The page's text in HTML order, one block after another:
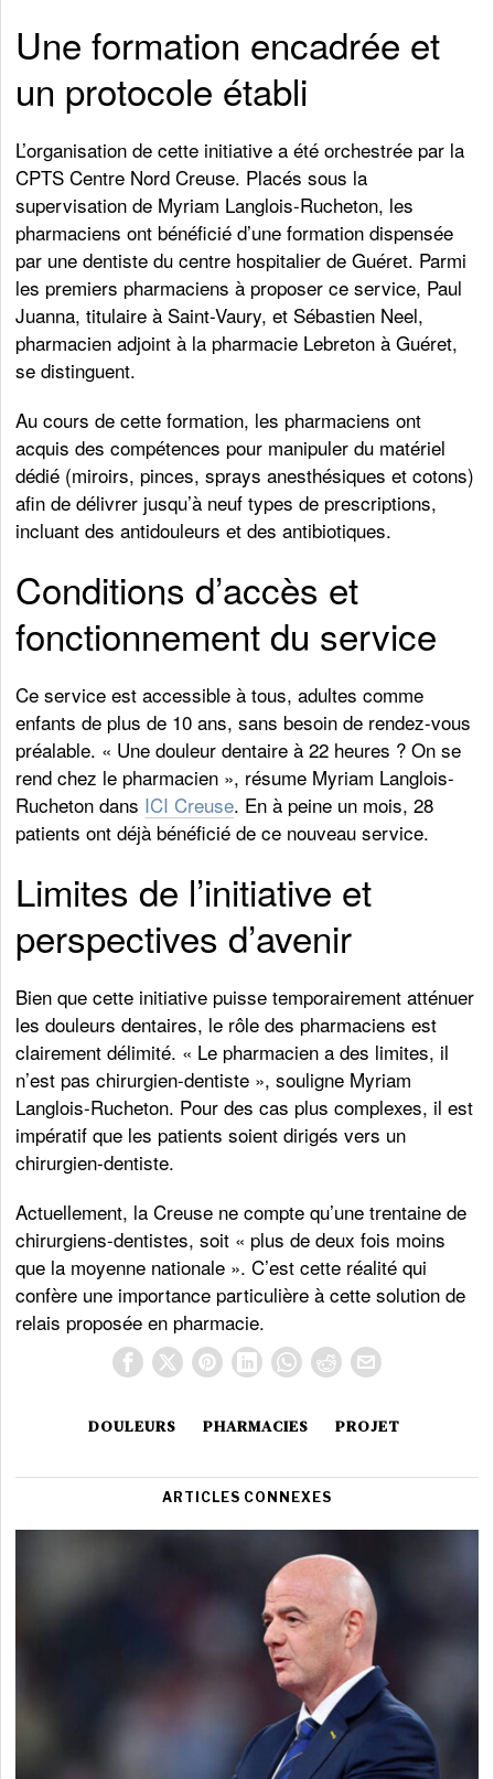
Une formation encadrée et
un protocole établi
L’organisation de cette initiative a été orchestrée par la
CPTS Centre Nord Creuse. Placés sous la
supervisation de Myriam Langlois-Rucheton, les
pharmaciens ont bénéficié d’une formation dispensée
par une dentiste du centre hospitalier de Guéret. Parmi
les premiers pharmaciens à proposer ce service, Paul
Juanna, titulaire à Saint-Vaury, et Sébastien Neel,
pharmacien adjoint à la pharmacie Lebreton à Guéret,
se distinguent.
Au cours de cette formation, les pharmaciens ont
acquis des compétences pour manipuler du matériel
dédié (miroirs, pinces, sprays anesthésiques et cotons)
afin de délivrer jusqu’à neuf types de prescriptions,
incluant des antidouleurs et des antibiotiques.
Conditions d’accès et
fonctionnement du service
Ce service est accessible à tous, adultes comme
enfants de plus de 10 ans, sans besoin de rendez-vous
préalable. « Une douleur dentaire à 22 heures ? On se
rend chez le pharmacien », résume Myriam Langlois-
Rucheton dans ICI Creuse. En à peine un mois, 28
patients ont déjà bénéficié de ce nouveau service.
Limites de l’initiative et
perspectives d’avenir
Bien que cette initiative puisse temporairement atténuer
les douleurs dentaires, le rôle des pharmaciens est
clairement délimité. « Le pharmacien a des limites, il
n’est pas chirurgien-dentiste », souligne Myriam
Langlois-Rucheton. Pour des cas plus complexes, il est
impératif que les patients soient dirigés vers un
chirurgien-dentiste.
Actuellement, la Creuse ne compte qu’une trentaine de
chirurgiens-dentistes, soit « plus de deux fois moins
que la moyenne nationale ». C’est cette réalité qui
confère une importance particulière à cette solution de
relais proposée en pharmacie.
DOULEURS PHARMACIES PROJET
ARTICLES CONNEXES